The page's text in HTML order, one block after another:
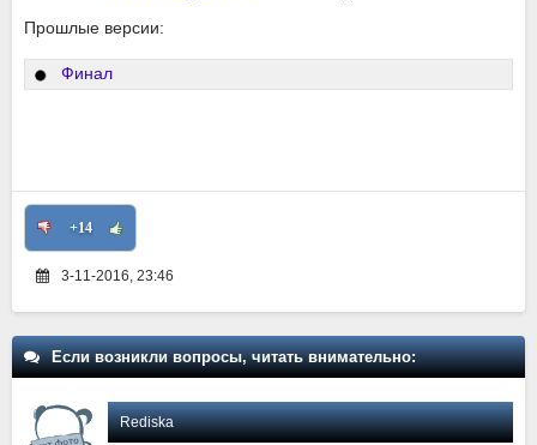
Прошлые версии:
Финал
+14
3-11-2016, 23:46
Если возникли вопросы, читать внимательно:
Rediska